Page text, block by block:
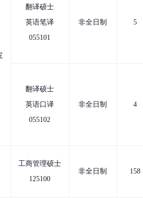
翻译硕士
英语笔译
055101
非全日制 5
翻译硕士
英语口译
055102
非全日制 4
工商管理硕士
125100
非全日制 158